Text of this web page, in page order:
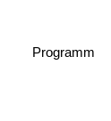
Programm